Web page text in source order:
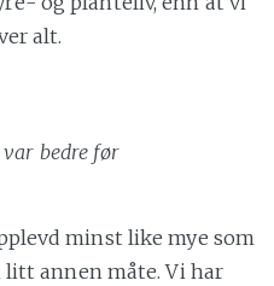
alt.
bedre før
minst like mye som
litt annen måte. Vi har